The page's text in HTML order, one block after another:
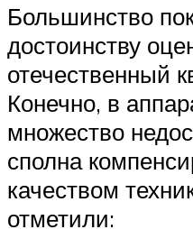
Большинство
достоинству
отечественный
Конечно, в
множество
сполна
качеством
отметили: